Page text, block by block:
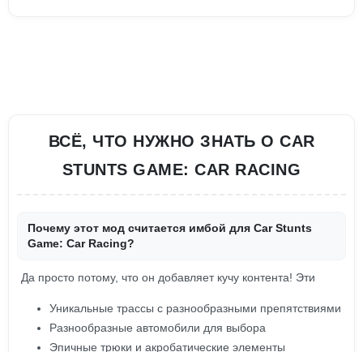
ВСЁ, ЧТО НУЖНО ЗНАТЬ О CAR
STUNTS GAME: CAR RACING
Почему этот мод считается имбой для Car Stunts
Game: Car Racing?
Да просто потому, что он добавляет кучу контента! Эти
Уникальные трассы с разнообразными препятствиями
Разнообразные автомобили для выбора
Эпичные трюки и акробатические элементы